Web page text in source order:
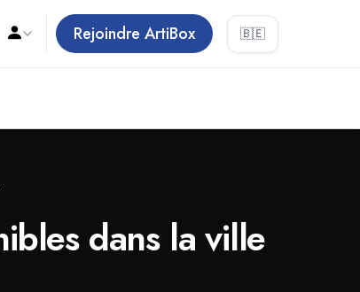
Rejoindre ArtiBox 🇧🇪
dans la ville